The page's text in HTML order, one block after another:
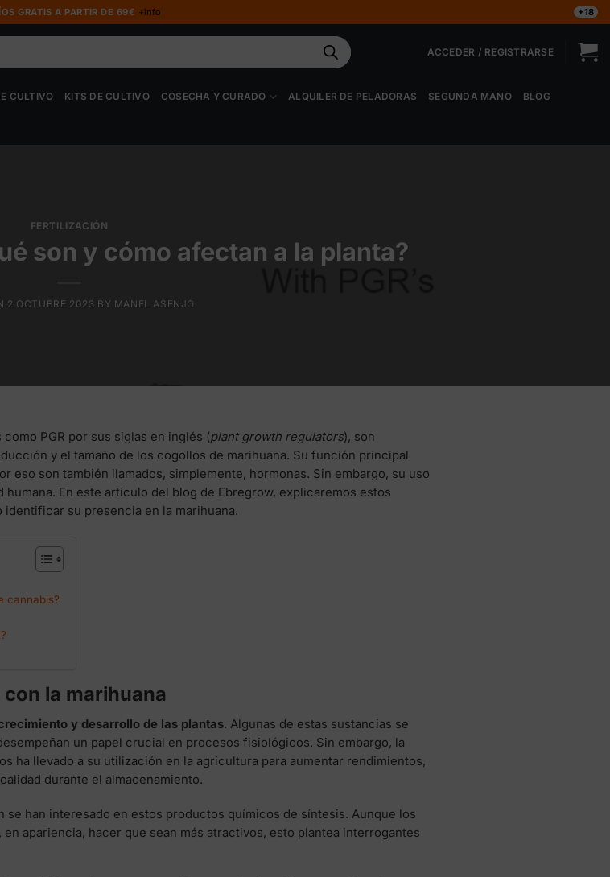
GRATIS A PARTIR DE 69€ +info +18
ACCEDER / REGISTRARSE
CULTIVO KITS DE CULTIVO COSECHA Y CURADO ALQUILER DE PELADORAS SEGUNDA MANO BLOG
FERTILIZACIÓN
son y cómo afectan a la planta?
2 OCTUBRE 2023 BY MANEL ASENJO
PGR por sus siglas en inglés (plant growth regulators), son
y el tamaño de los cogollos de marihuana. Su función principal
son también llamados, simplemente, hormonas. Sin embargo, su uso
En este artículo del blog de Ebregrow, explicaremos estos
su presencia en la marihuana.
cannabis?
con la marihuana
y desarrollo de las plantas. Algunas de estas sustancias se
un papel crucial en procesos fisiológicos. Sin embargo, la
ha llevado a su utilización en la agricultura para aumentar rendimientos,
durante el almacenamiento.
han interesado en estos productos químicos de síntesis. Aunque los
en apariencia, hacer que sean más atractivos, esto plantea interrogantes